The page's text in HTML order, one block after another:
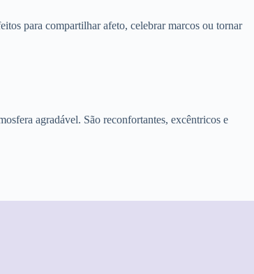
para compartilhar afeto, celebrar marcos ou tornar
agradável. São reconfortantes, excêntricos e